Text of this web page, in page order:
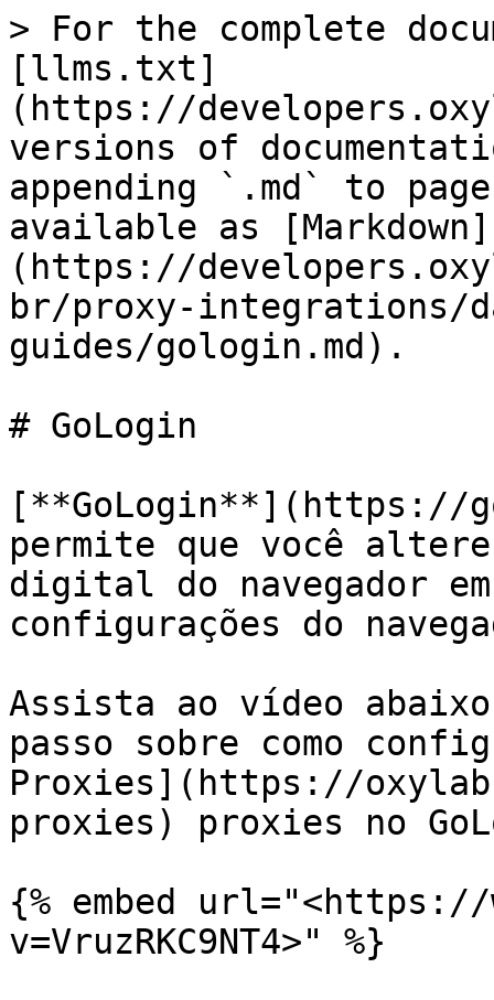
> For the complete
[llms.txt]
(https://
versions of
appending `.md` to
available as [Markdown]
(https://
br/proxy-integrations/
guides/gologin.md).
# GoLogin
[**GoLogin**](https://
permite que você
digital do navegador
configurações do
Assista ao vídeo
passo sobre como
Proxies](https://
proxies) proxies no
{% embed url="<https://
v=VruzRKC9NT4>" %}